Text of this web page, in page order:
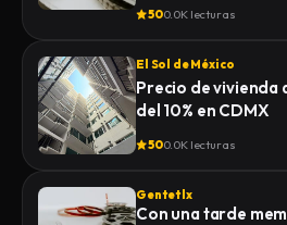
500.0K lecturas
El Sol de México
Precio de vivienda
del 10% en CDMX
500.0K lecturas
Gentetlx
Con una tarde